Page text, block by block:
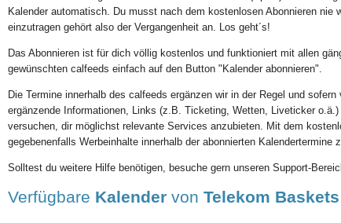
Kalender automatisch. Du musst nach dem kostenlosen Abonnieren nie
einzutragen gehört also der Vergangenheit an. Los geht´s!
Das Abonnieren ist für dich völlig kostenlos und funktioniert mit allen
gewünschten calfeeds einfach auf den Button "Kalender abonnieren".
Die Termine innerhalb des calfeeds ergänzen wir in der Regel und
ergänzende Informationen, Links (z.B. Ticketing, Wetten, Liveticker
versuchen, dir möglichst relevante Services anzubieten. Mit dem
gegebenenfalls Werbeinhalte innerhalb der abonnierten Kalendertermine
Solltest du weitere Hilfe benötigen, besuche gern unseren Support-
Verfügbare Kalender von Telekom